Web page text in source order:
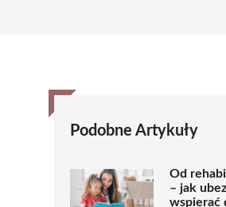
Podobne Artykuły
Od
– jak
wspierać